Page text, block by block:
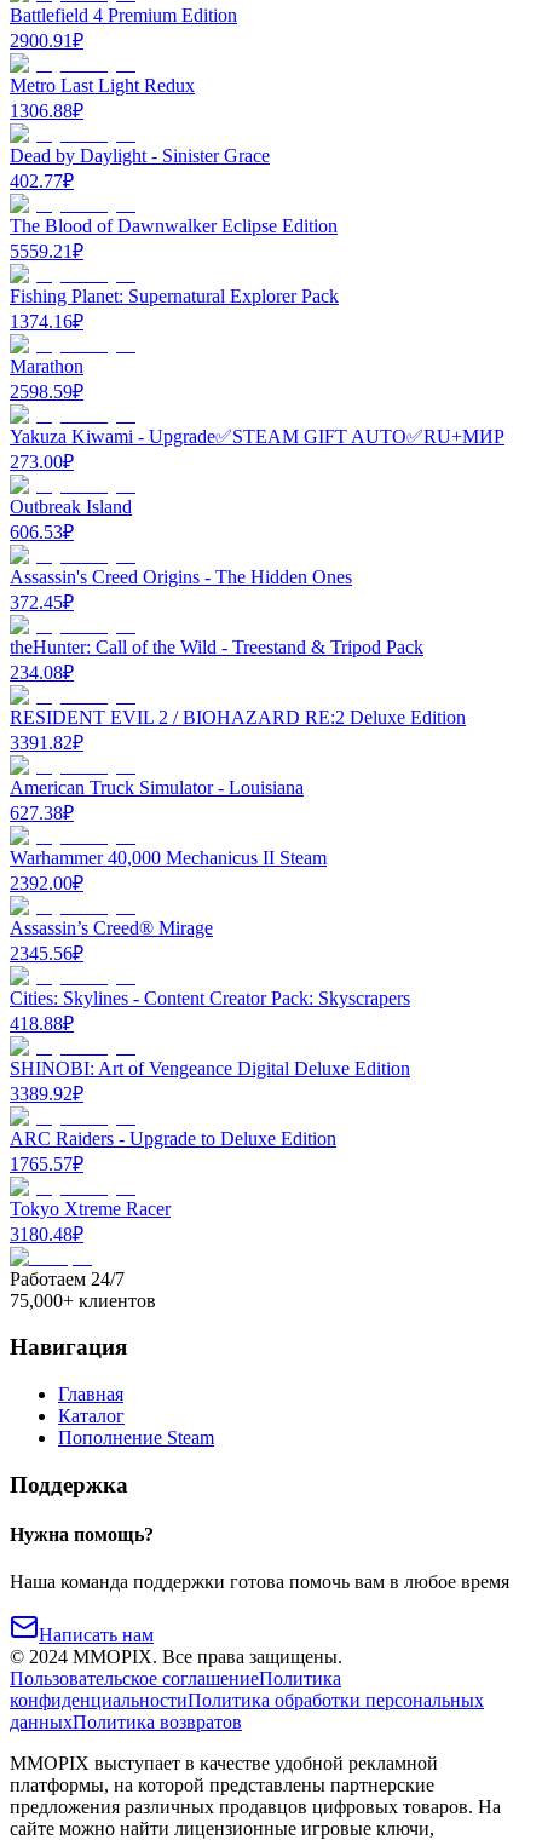
Battlefield 4 Premium Edition
2900.91₽
Metro Last Light Redux
1306.88₽
Dead by Daylight - Sinister Grace
402.77₽
The Blood of Dawnwalker Eclipse Edition
5559.21₽
Fishing Planet: Supernatural Explorer Pack
1374.16₽
Marathon
2598.59₽
Yakuza Kiwami - Upgrade✅STEAM GIFT AUTO✅RU+МИР
273.00₽
Outbreak Island
606.53₽
Assassin's Creed Origins - The Hidden Ones
372.45₽
theHunter: Call of the Wild - Treestand & Tripod Pack
234.08₽
RESIDENT EVIL 2 / BIOHAZARD RE:2 Deluxe Edition
3391.82₽
American Truck Simulator - Louisiana
627.38₽
Warhammer 40,000 Mechanicus II Steam
2392.00₽
Assassin’s Creed® Mirage
2345.56₽
Cities: Skylines - Content Creator Pack: Skyscrapers
418.88₽
SHINOBI: Art of Vengeance Digital Deluxe Edition
3389.92₽
ARC Raiders - Upgrade to Deluxe Edition
1765.57₽
Tokyo Xtreme Racer
3180.48₽
Работаем 24/7
75,000+ клиентов
Навигация
Главная
Каталог
Пополнение Steam
Поддержка
Нужна помощь?
Наша команда поддержки готова помочь вам в любое время
Написать нам
© 2024 MMOPIX. Все права защищены.
Пользовательское соглашениеПолитика
конфиденциальностиПолитика обработки персональных
данныхПолитика возвратов
MMOPIX выступает в качестве удобной рекламной
платформы, на которой представлены партнерские
предложения различных продавцов цифровых товаров. На
сайте можно найти лицензионные игровые ключи,